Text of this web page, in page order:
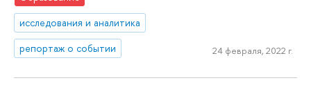
исследования и аналитика
репортаж о событии
24 февраля, 2022 г.